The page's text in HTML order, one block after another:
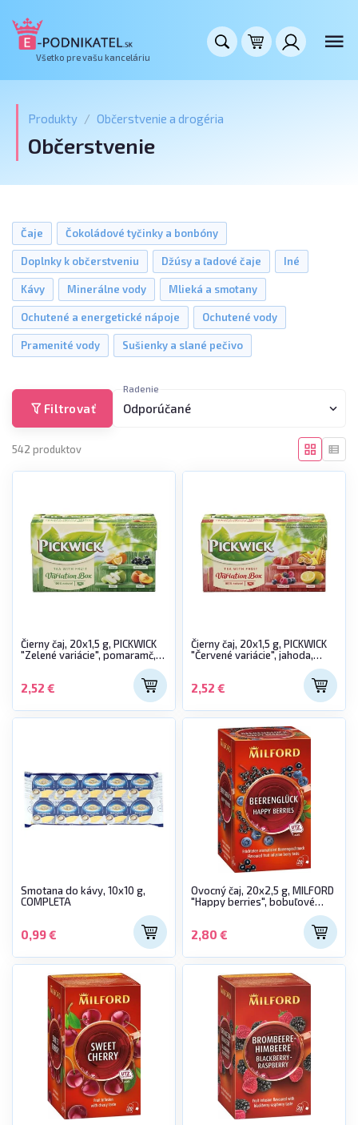
Všetko pre vašu kanceláriu
Produkty Občerstvenie a drogéria
Občerstvenie
Čaje Čokoládové tyčinky a bonbóny
Doplnky k občerstveniu Džúsy a ľadové čaje Iné
Kávy Minerálne vody Mlieká a smotany
Ochutené a energetické nápoje Ochutené vody
Pramenité vody Sušienky a slané pečivo
Filtrovať Odporúčané
Radenie
542 produktov
Čierny čaj, 20x1,5 g, PICKWICK
"Zelené variácie", pomaramč,
2,52 €
Čierny čaj, 20x1,5 g, PICKWICK
"Červené variácie", jahoda,
tropické ovocie, lesné ovocie,
2,52 €
Smotana do kávy, 10x10 g,
COMPLETA
0,99 €
Ovocný čaj, 20x2,5 g, MILFORD
"Happy berries", bobuľové
2,80 €